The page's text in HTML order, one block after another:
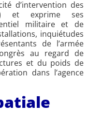
d’intervention des
et exprime ses
militaire et de
inquiétudes
de l’armée
au regard de
et du poids de
dans l’agence